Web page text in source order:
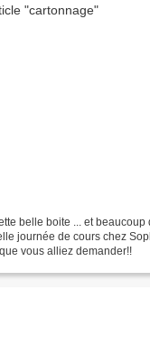
belle boite ... et beaucoup
journée de cours chez
vous alliez demander!!